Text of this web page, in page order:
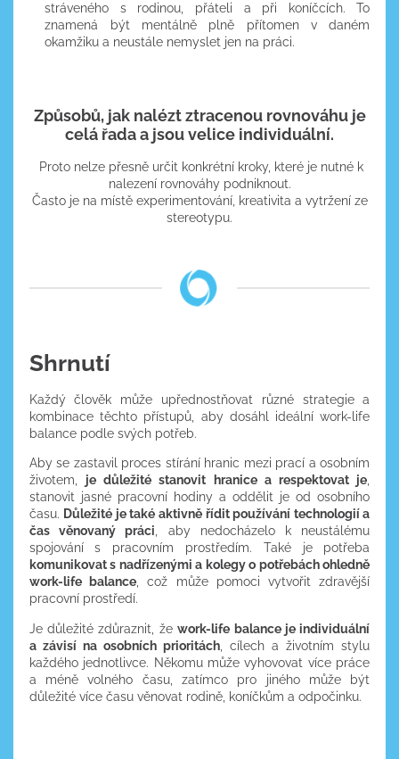
stráveného s rodinou, přáteli a při koníčcích. To
znamená být mentálně plně přítomen v daném
okamžiku a neustále nemyslet jen na práci.
Způsobů, jak nalézt ztracenou rovnováhu je
celá řada a jsou velice individuální.
Proto nelze přesně určit konkrétní kroky, které je nutné k
nalezení rovnováhy podniknout.
Často je na místě experimentování, kreativita a vytržení ze
stereotypu.
Shrnutí
Každý člověk může upřednostňovat různé strategie a
kombinace těchto přístupů, aby dosáhl ideální work-life
balance podle svých potřeb.
Aby se zastavil proces stírání hranic mezi prací a osobním
životem, je důležité stanovit hranice a respektovat je,
stanovit jasné pracovní hodiny a oddělit je od osobního
času. Důležité je také aktivně řídit používání technologií a
čas věnovaný práci, aby nedocházelo k neustálému
spojování s pracovním prostředím. Také je potřeba
komunikovat s nadřízenými a kolegy o potřebách ohledně
work-life balance, což může pomoci vytvořit zdravější
pracovní prostředí.
Je důležité zdůraznit, žework-life balance je individuální
a závisí na osobních prioritách , cílech a životním stylu
každého jednotlivce. Někomu může vyhovovat více práce
a méně volného času, zatímco pro jiného může být
důležité více času věnovat rodině, koníčkům a odpočinku.